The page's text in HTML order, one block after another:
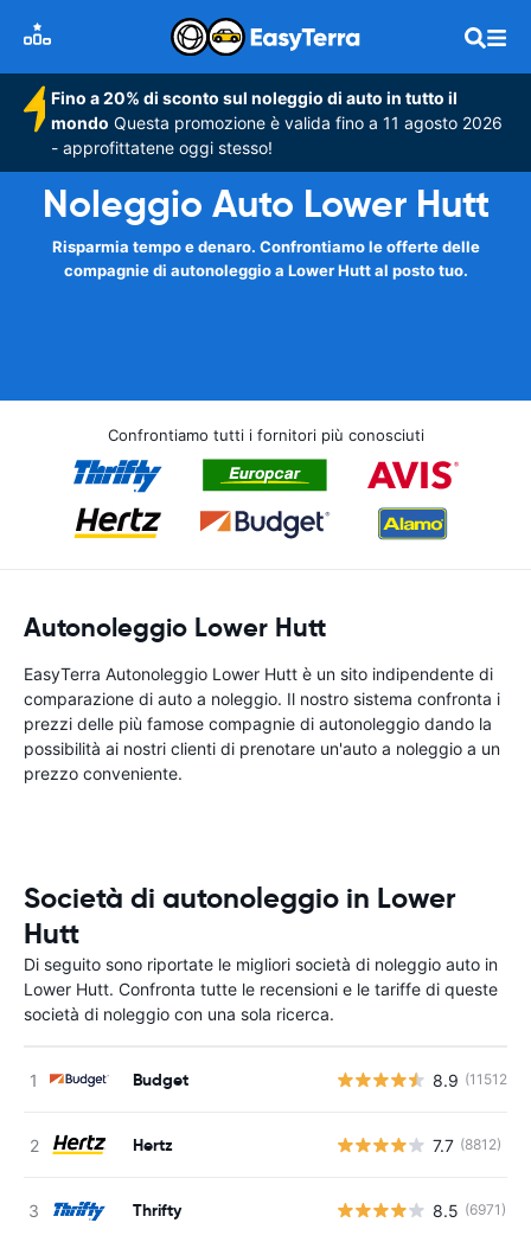
Fino a 20% di sconto sul noleggio di auto in tutto il
mondo Questa promozione è valida fino a 11 agosto 2026
- approfittatene oggi stesso!
Noleggio Auto Lower Hutt
Risparmia tempo e denaro. Confrontiamo le offerte delle
compagnie di autonoleggio a Lower Hutt al posto tuo.
Confrontiamo tutti i fornitori più conosciuti
Autonoleggio Lower Hutt
EasyTerra Autonoleggio Lower Hutt è un sito indipendente di
comparazione di auto a noleggio. Il nostro sistema confronta i
prezzi delle più famose compagnie di autonoleggio dando la
possibilità ai nostri clienti di prenotare un'auto a noleggio a un
prezzo conveniente.
Società di autonoleggio in Lower
Hutt
Di seguito sono riportate le migliori società di noleggio auto in
Lower Hutt. Confronta tutte le recensioni e le tariffe di queste
società di noleggio con una sola ricerca.
Budget 8.9 (11512)
Hertz 7.7 (8812)
Thrifty 8.5 (6971)